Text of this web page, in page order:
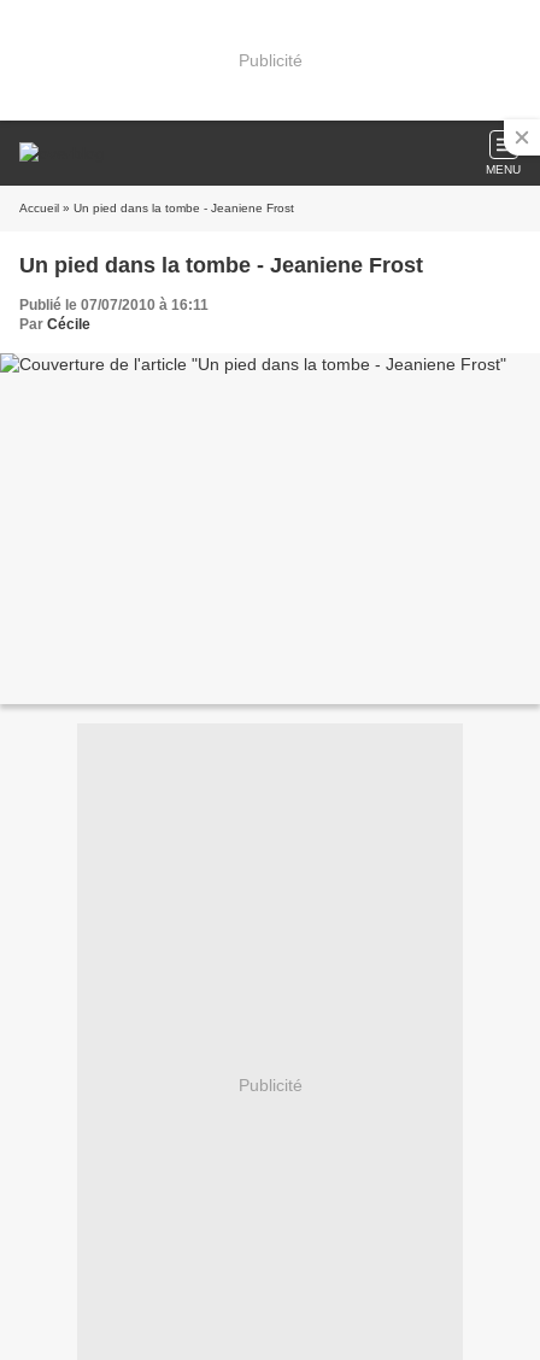
Publicité
MENU
Accueil » Un pied dans la tombe - Jeaniene Frost
Un pied dans la tombe - Jeaniene Frost
Publié le 07/07/2010 à 16:11
Par Cécile
Publicité